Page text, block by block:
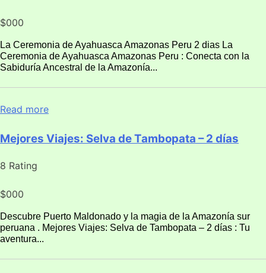
$000
La Ceremonia de Ayahuasca Amazonas Peru 2 dias La
Ceremonia de Ayahuasca Amazonas Peru : Conecta con la
Sabiduría Ancestral de la Amazonía...
Read more
Mejores Viajes: Selva de Tambopata – 2 días
8 Rating
$000
Descubre Puerto Maldonado y la magia de la Amazonía sur
peruana . Mejores Viajes: Selva de Tambopata – 2 días : Tu
aventura...